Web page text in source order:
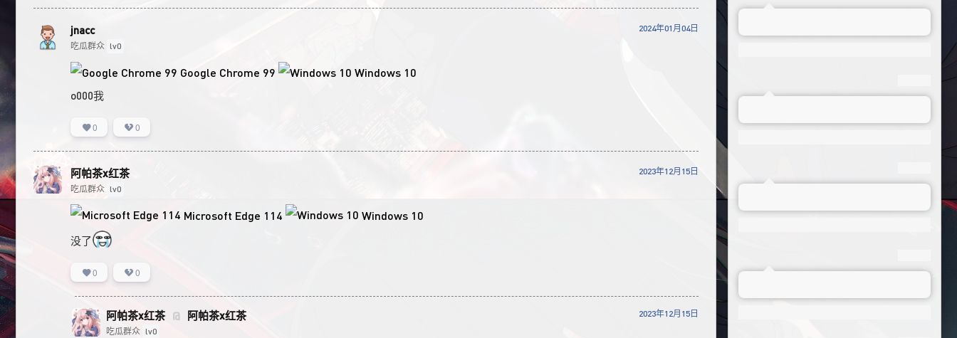
jnacc
吃瓜群众 lv0
2024年01月04日
Google Chrome 99 Windows 10
o000我
0 0
阿帕茶x红茶
吃瓜群众 lv0
2023年12月15日
Microsoft Edge 114 Windows 10
没了
0 0
阿帕茶x红茶 @ 阿帕茶x红茶
吃瓜群众 lv0
2023年12月15日